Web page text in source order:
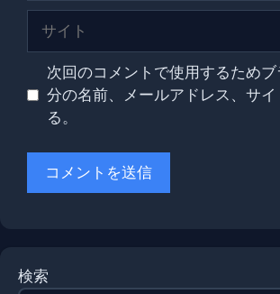
ル
次回のコメントで使用するため
分の名前、メールアドレス、サ
る。
検索